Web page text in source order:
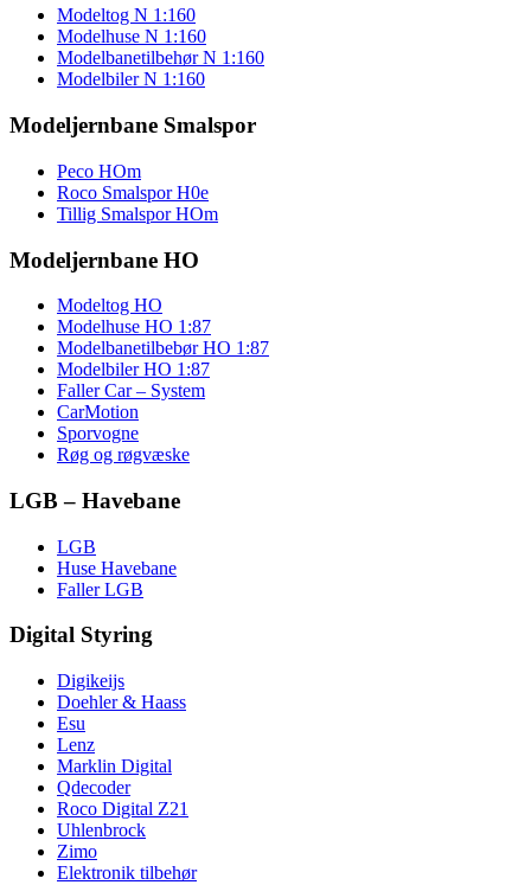
Modeltog N 1:160
Modelhuse N 1:160
Modelbanetilbehør N 1:160
Modelbiler N 1:160
Modeljernbane Smalspor
Peco HOm
Roco Smalspor H0e
Tillig Smalspor HOm
Modeljernbane HO
Modeltog HO
Modelhuse HO 1:87
Modelbanetilbebør HO 1:87
Modelbiler HO 1:87
Faller Car – System
CarMotion
Sporvogne
Røg og røgvæske
LGB – Havebane
LGB
Huse Havebane
Faller LGB
Digital Styring
Digikeijs
Doehler & Haass
Esu
Lenz
Marklin Digital
Qdecoder
Roco Digital Z21
Uhlenbrock
Zimo
Elektronik tilbehør